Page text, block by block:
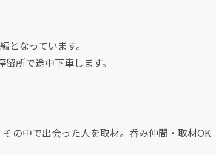
なっています。
所で途中下車します。
の中で出会った人を取材。呑み仲間・取材OK